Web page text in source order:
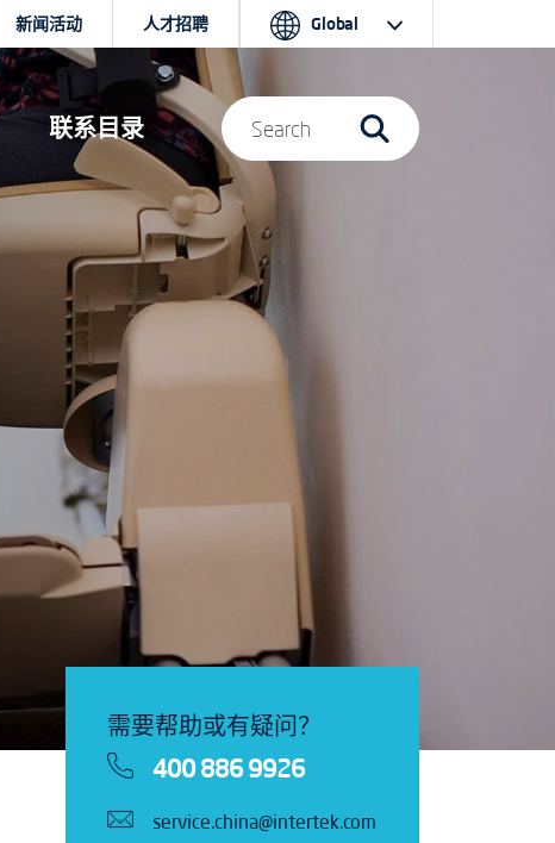
联系目录
新闻活动 人才招聘 Global
Search
需要帮助或有疑问？
400 886 9926
service.china@intertek.com